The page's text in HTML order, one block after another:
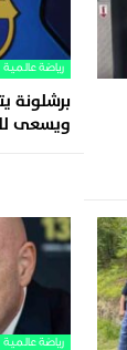
رياضة عالمية
برشلونة
ويسعى
رياضة عالمية